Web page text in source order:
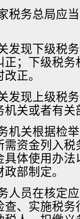
务总局应
发现下级税
正；下级税
改正。
发现上级税
机关或者有关
关根据检
需资金列入
具体使用办
政部制定。
员在核定
查、实施税